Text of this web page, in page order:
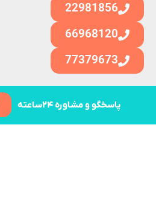
22981856
66968120
77379673
پاسخگو و مشاوره ۲۴ساعته